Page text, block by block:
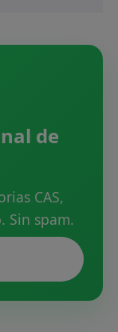
de
CAS,
Sin spam.